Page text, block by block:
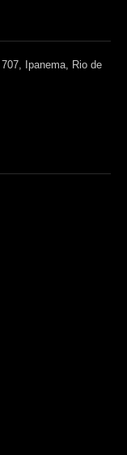
Ipanema, Rio de